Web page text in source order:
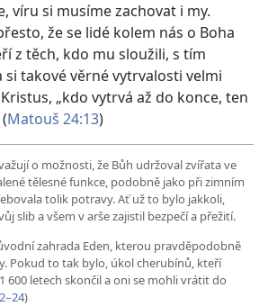
víru si musíme zachovat i my.
že se lidé kolem nás o Boha
z těch, kdo mu sloužili, s tím
si takové věrné vytrvalosti velmi
Kristus, „kdo vytrvá až do konce, ten
Matouš 24:13)
o možnosti, že Bůh udržoval zvířata ve
tělesné funkce, podobně jako při zimním
tolik potravy. Ať už to bylo jakkoli,
slib a všem v arše zajistil bezpečí a přežití.
zahrada Eden, kterou pravděpodobně
Pokud to tak bylo, úkol cherubínů, kteří
600 letech skončil a oni se mohli vrátit do
)